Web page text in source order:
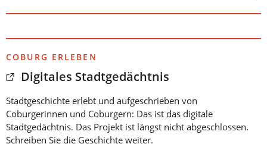
COBURG ERLEBEN
Digitales Stadtgedächtnis
Stadtgeschichte erlebt und aufgeschrieben von
Coburgerinnen und Coburgern: Das ist das digitale
Stadtgedächtnis. Das Projekt ist längst nicht abgeschlossen.
Schreiben Sie die Geschichte weiter.